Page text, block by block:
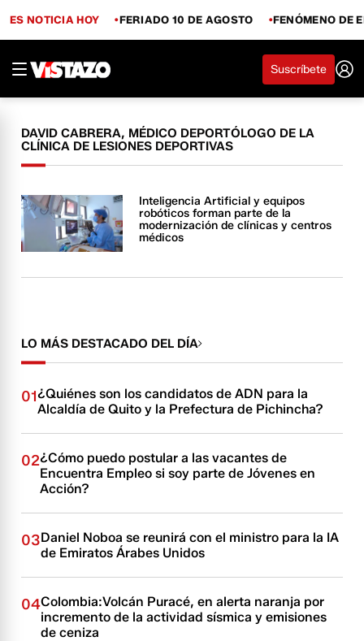
ES NOTICIA HOY FERIADO 10 DE AGOSTO FENÓMENO DE
Suscríbete
DAVID CABRERA, MÉDICO DEPORTÓLOGO DE LA
CLÍNICA DE LESIONES DEPORTIVAS
Inteligencia Artificial y equipos
robóticos forman parte de la
modernización de clínicas y centros
médicos
LO MÁS DESTACADO DEL DÍA
01¿Quiénes son los candidatos de ADN para la
Alcaldía de Quito y la Prefectura de Pichincha?
02¿Cómo puedo postular a las vacantes de
Encuentra Empleo si soy parte de Jóvenes en
Acción?
03Daniel Noboa se reunirá con el ministro para la IA
de Emiratos Árabes Unidos
04Colombia:Volcán Puracé, en alerta naranja por
incremento de la actividad sísmica y emisiones
de ceniza